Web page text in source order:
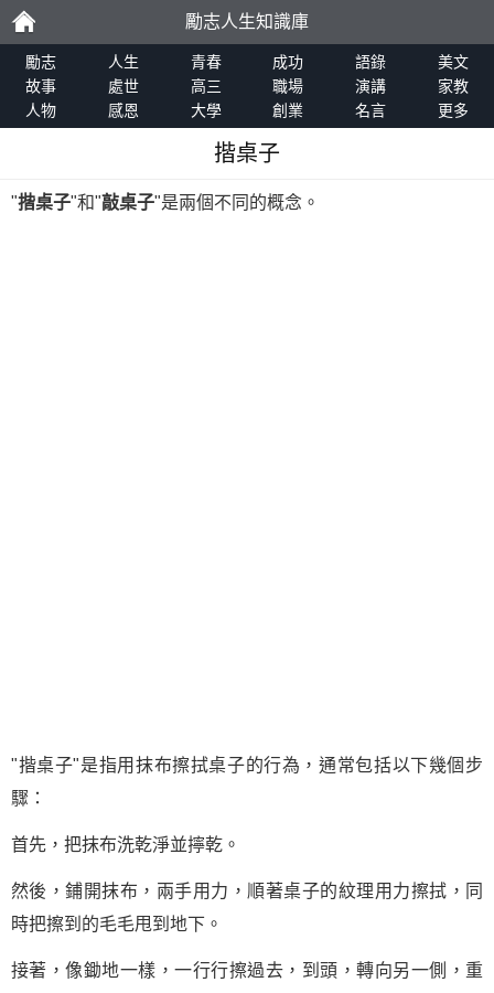
勵
志
勵志人生知識庫
勵志 人生 青春 成功 語錄
美文
故事
處世 高三 職場 演講
家教
人物
感恩 大學 創業 名言 更多
揩桌子
"揩桌子"和"敲桌子"是兩個不同的概念。
"揩桌子"是指用抹布擦拭桌子的行為，通常包括以下幾個步
驟：
首先，把抹布洗乾淨並擰乾。
然後，鋪開抹布，兩手用力，順著桌子的紋理用力擦拭，同
時把擦到的毛毛甩到地下。
接著，像鋤地一樣，一行行擦過去，到頭，轉向另一側，重